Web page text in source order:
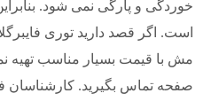
خوردگی و پارگی نمی شود.
است. اگر قصد دارید توری
مش با قیمت بسیار مناسب تهیه
صفحه تماس بگیرید. کارشناسان